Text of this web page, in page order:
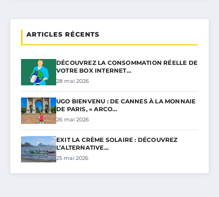
ARTICLES RÉCENTS
DÉCOUVREZ LA CONSOMMATION RÉELLE DE
VOTRE BOX INTERNET…
28 mai 2026
UGO BIENVENU : DE CANNES À LA MONNAIE
DE PARIS, « ARCO…
26 mai 2026
EXIT LA CRÈME SOLAIRE : DÉCOUVREZ
L’ALTERNATIVE…
25 mai 2026